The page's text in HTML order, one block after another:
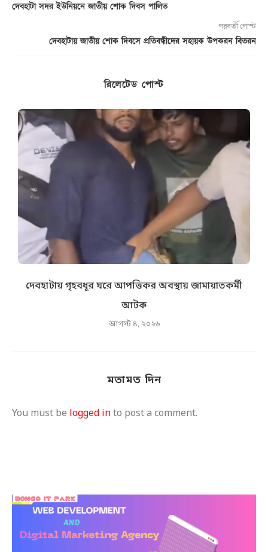
দেবহাটা সদর ইউনিয়নে জাতীয় শোক দিবস পালিত
পরবর্তী পোস্ট
দেবহাটায় জাতীয় শোক দিবসে প্রতিবন্ধীদের সহায়ক উপকরন বিতরন
রিলেটেড পোস্ট
দেবহাটায় গৃহবধূর ঘরে আপত্তিকর অবস্থায় জামায়াতকর্মী
আটক
আগস্ট ৪, ২০২৬
মতামত দিন
You must be logged into post a comment.